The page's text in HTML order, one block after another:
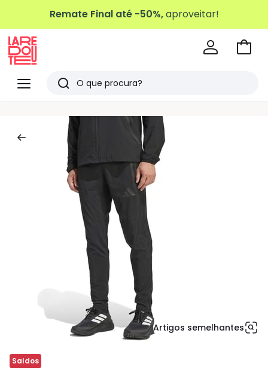
Remate Final até -50%,aproveitar!
Menu
Redoute
Pesquisar
artigos
vistos
Ir
Artigos semelhantes
Saldos